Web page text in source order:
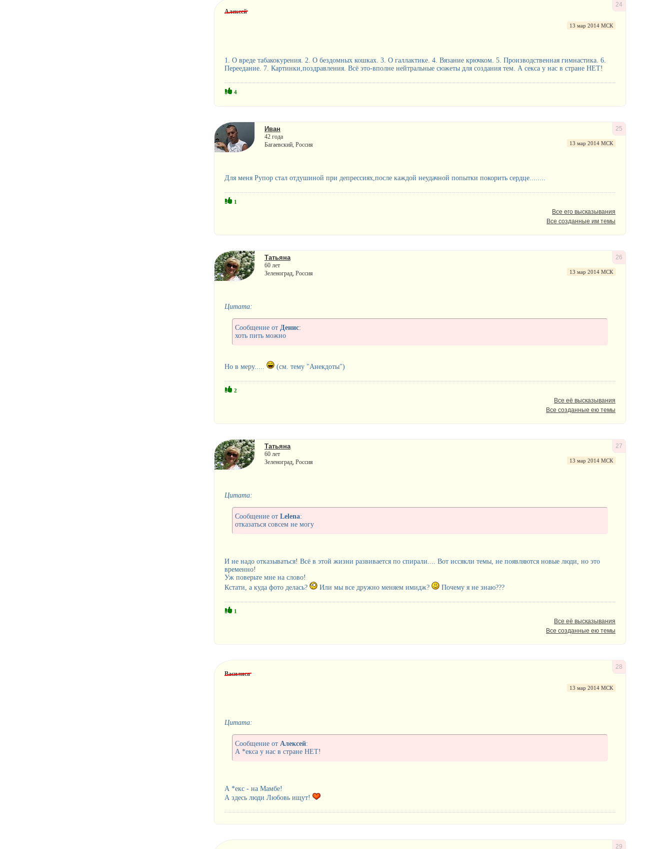
24
Алексей
13 мар 2014 МСК
1. О вреде табакокурения. 2. О бездомных кошках. 3. О галлактике. 4. Вязание крючком. 5. Производственная гимнастика. 6.
Переедание. 7. Картинки,поздравления. Всё это-вполне нейтральные сюжеты для создания тем. А секcа у нас в стране НЕТ!
4
25
Иван
42 года
Багаевский, Россия
13 мар 2014 МСК
Для меня Рупор стал отдушиной при депрессиях,после каждой неудачной попытки покорить сердце........
1
Все его высказывания
Все созданные им темы
26
Татьяна
60 лет
Зеленоград, Россия
13 мар 2014 МСК
Цитата:
Сообщение от Денис:
хоть пить можно
Но в меру..... (см. тему "Анекдоты")
2
Все её высказывания
Все созданные ею темы
27
Татьяна
60 лет
Зеленоград, Россия
13 мар 2014 МСК
Цитата:
Сообщение от Lelena:
отказаться совсем не могу
И не надо отказываться! Всё в этой жизни развивается по спирали.... Вот иссякли темы, не появляются новые люди, но это
временно!
Уж поверьте мне на слово!
Кстати, а куда фото делась?
Или мы все дружно меняем имидж? Почему я не знаю???
1
Все её высказывания
Все созданные ею темы
28
Василиса
13 мар 2014 МСК
Цитата:
Сообщение от Алексей:
А *екса у нас в стране НЕТ!
А *екс - на Мамбе!
А здесь люди Любовь ищут!
29